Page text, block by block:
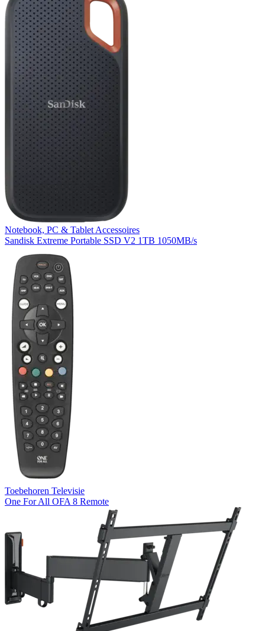
Notebook, PC & Tablet Accessoires
Sandisk Extreme Portable SSD V2 1TB 1050MB/s
Toebehoren Televisie
One For All OFA 8 Remote